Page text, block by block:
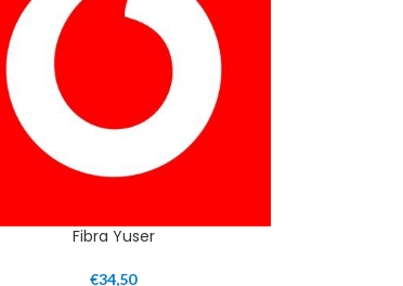
Fibra Yuser
€34,50